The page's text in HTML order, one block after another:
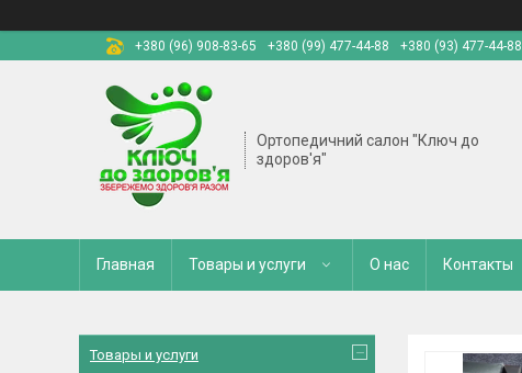
+380 (96) 908-83-65
+380 (99) 477-44-88 +380 (93) 477-44-88
Ортопедичний салон "Ключ до
здоров'я"
Главная Товары и услуги О нас Контакты
Товары и услуги